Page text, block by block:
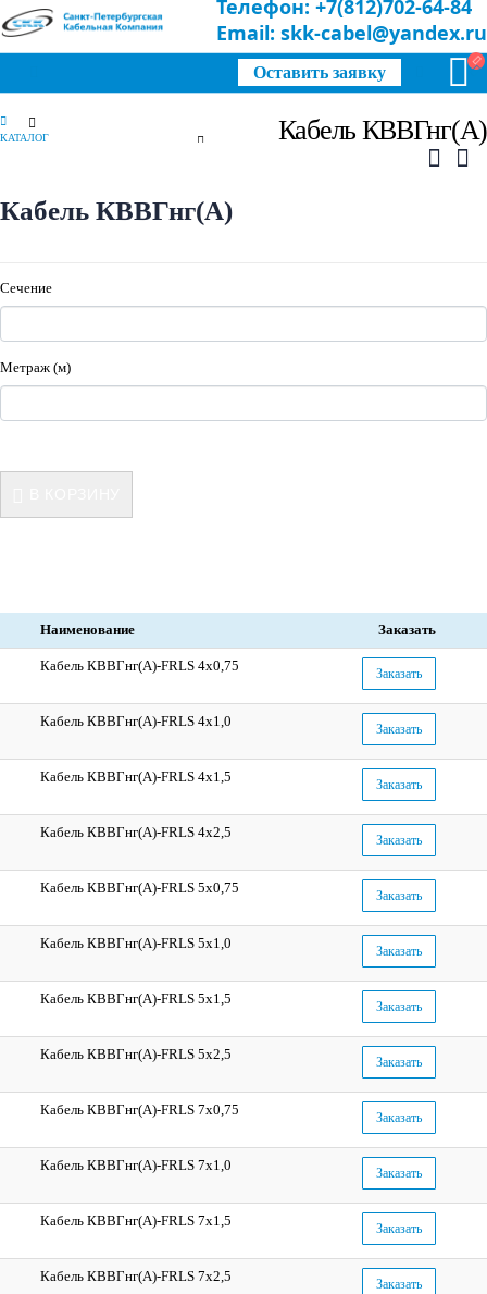
Телефон: +7(812)702-64-84
Email: skk-cabel@yandex.ru
Оставить заявку
Кабель КВВГнг(А)
КАТАЛОГ
Кабель КВВГнг(А)
Сечение
Метраж (м)
Наименование Заказать
Кабель КВВГнг(А)-FRLS 4x0,75 Заказать
Кабель КВВГнг(А)-FRLS 4x1,0 Заказать
Кабель КВВГнг(А)-FRLS 4x1,5 Заказать
Кабель КВВГнг(А)-FRLS 4x2,5 Заказать
Кабель КВВГнг(А)-FRLS 5x0,75 Заказать
Кабель КВВГнг(А)-FRLS 5x1,0 Заказать
Кабель КВВГнг(А)-FRLS 5x1,5 Заказать
Кабель КВВГнг(А)-FRLS 5x2,5 Заказать
Кабель КВВГнг(А)-FRLS 7x0,75 Заказать
Кабель КВВГнг(А)-FRLS 7x1,0 Заказать
Кабель КВВГнг(А)-FRLS 7x1,5 Заказать
Кабель КВВГнг(А)-FRLS 7x2,5 Заказать